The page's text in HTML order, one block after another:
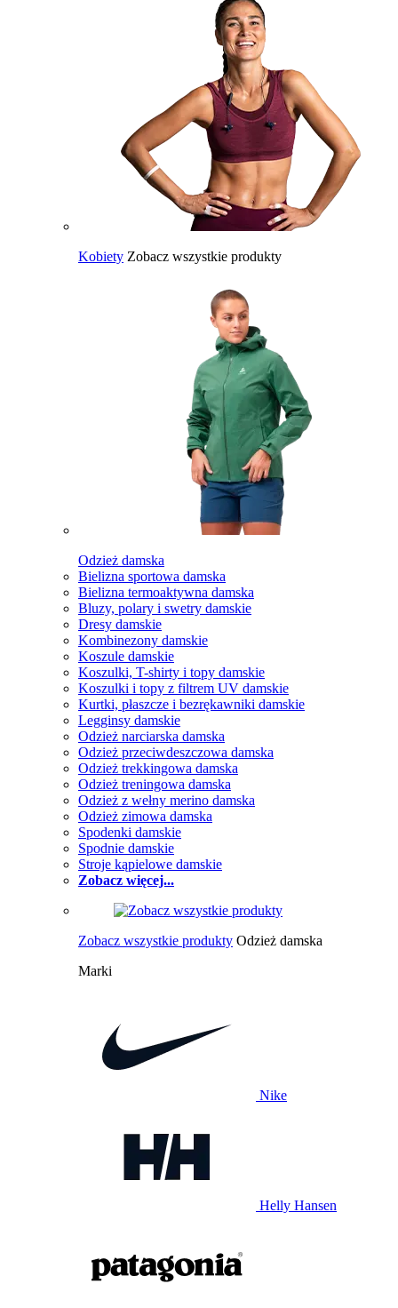
Kobiety Zobacz wszystkie produkty
Odzież damska
Bielizna sportowa damska
Bielizna termoaktywna damska
Bluzy, polary i swetry damskie
Dresy damskie
Kombinezony damskie
Koszule damskie
Koszulki, T-shirty i topy damskie
Koszulki i topy z filtrem UV damskie
Kurtki, płaszcze i bezrękawniki damskie
Legginsy damskie
Odzież narciarska damska
Odzież przeciwdeszczowa damska
Odzież trekkingowa damska
Odzież treningowa damska
Odzież z wełny merino damska
Odzież zimowa damska
Spodenki damskie
Spodnie damskie
Stroje kąpielowe damskie
Zobacz więcej...
Zobacz wszystkie produkty Odzież damska
Marki
Nike
Helly Hansen